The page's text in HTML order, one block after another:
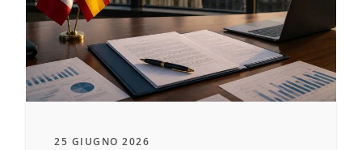
25 GIUGNO 2026